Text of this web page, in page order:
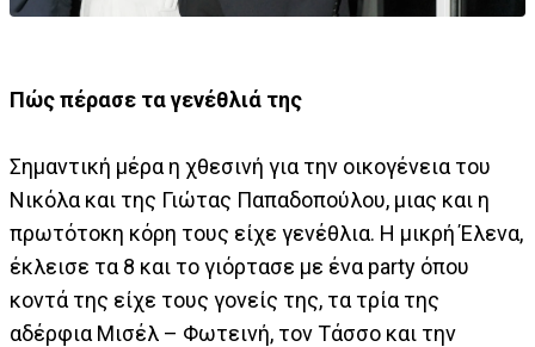
Πώς πέρασε τα γενέθλιά της
Σημαντική μέρα η χθεσινή για την οικογένεια του
Νικόλα και της Γιώτας Παπαδοπούλου, μιας και η
πρωτότοκη κόρη τους είχε γενέθλια. Η μικρή Έλενα,
έκλεισε τα 8 και το γιόρτασε με ένα party όπου
κοντά της είχε τους γονείς της, τα τρία της
αδέρφια Μισέλ – Φωτεινή, τον Τάσσο και την